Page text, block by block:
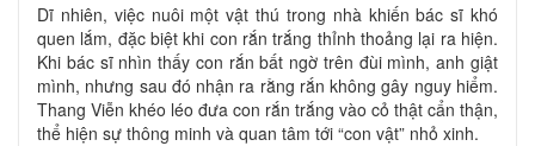
Dĩ nhiên, việc nuôi một vật thú trong nhà khiến bác sĩ khó
quen lắm, đặc biệt khi con rắn trắng thỉnh thoảng lại ra hiện.
Khi bác sĩ nhìn thấy con rắn bất ngờ trên đùi mình, anh giật
mình, nhưng sau đó nhận ra rằng rắn không gây nguy hiểm.
Thang Viễn khéo léo đưa con rắn trắng vào cỏ thật cẩn thận,
thể hiện sự thông minh và quan tâm tới “con vật” nhỏ xinh.